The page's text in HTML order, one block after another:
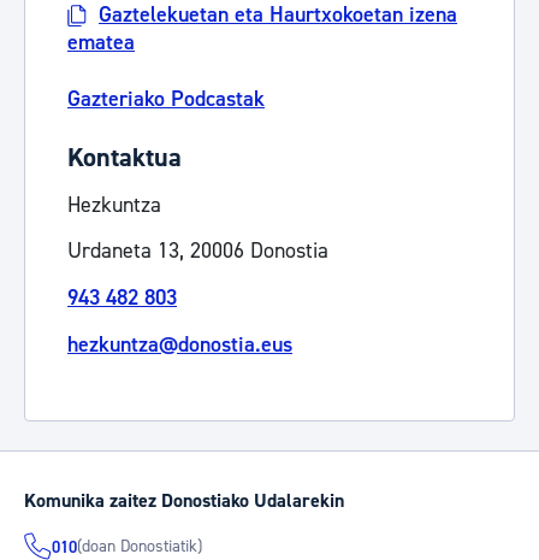
Gaztelekuetan eta Haurtxokoetan izena
ematea
Gazteriako Podcastak
Kontaktua
Hezkuntza
Urdaneta 13, 20006 Donostia
943 482 803
hezkuntza@donostia.eus
Komunika zaitez Donostiako Udalarekin
010(doan Donostiatik)